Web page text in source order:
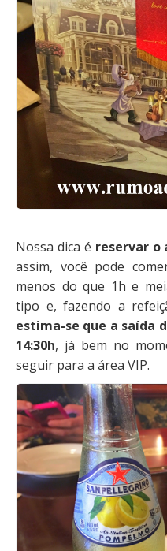
Nossa dica é reservar o
assim, você pode
menos do que 1h e
tipo e, fazendo a
estima-se que a saída
14:30h, já bem no
seguir para a área VIP.